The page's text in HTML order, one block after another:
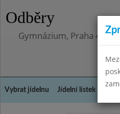
Odběry
Gymnázium, Praha 4,
Vybrat jídelnu Jídelní lístek